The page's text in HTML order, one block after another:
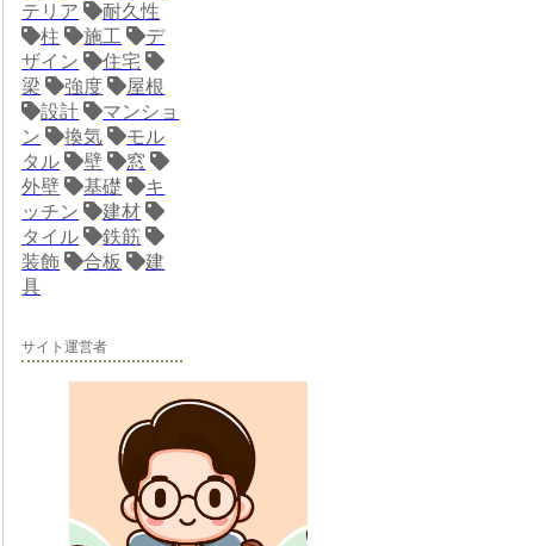
テリア
耐久性
柱
施工
デ
ザイン
住宅
梁
強度
屋根
設計
マンショ
ン
換気
モル
タル
壁
窓
外壁
基礎
キ
ッチン
建材
タイル
鉄筋
装飾
合板
建
具
サイト運営者